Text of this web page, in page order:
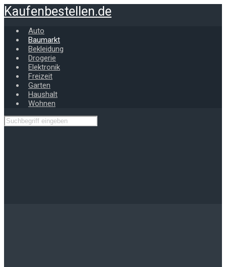
Zum
Hauptinhalt
springen
Kaufenbestellen.de
Auto
Baumarkt
Bekleidung
Drogerie
Elektronik
Freizeit
Garten
Haushalt
Wohnen